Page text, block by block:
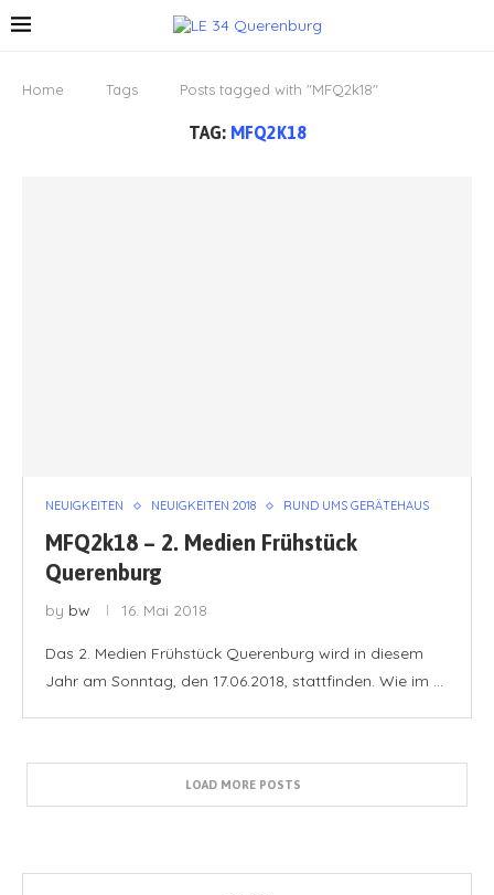
Home Tags Posts tagged with "MFQ2k18"
TAG: MFQ2K18
NEUIGKEITEN NEUIGKEITEN 2018 RUND UMS GERÄTEHAUS
MFQ2k18 – 2. Medien Frühstück
Querenburg
by bw 16. Mai 2018
Das 2. Medien Frühstück Querenburg wird in diesem
Jahr am Sonntag, den 17.06.2018, stattfinden. Wie im …
LOAD MORE POSTS